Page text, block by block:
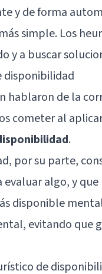
y de forma
simple. Los
y a buscar
disponibilidad
hablaron de la
cometer al
.
por su parte,
algo, y que
disponible
evitando que
de